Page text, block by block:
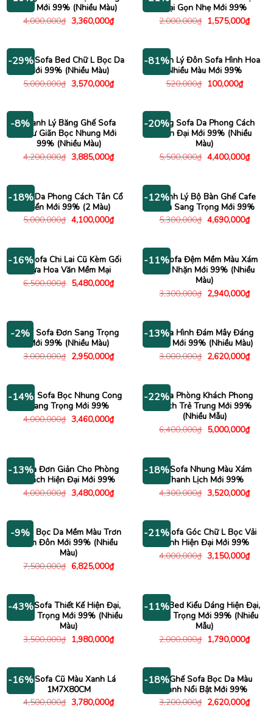
Mịn Mới 99% (Nhiều Màu)
4,000,000₫ Giá
gốc
3,360,000₫Giá
hiện
3,360,000₫.
Đại Gọn Nhẹ Mới 99%
2,000,000₫ Giá
gốc
1,575,000₫Giá
hiện
-29%
Băng Sofa Bed Chữ L Bọc Da
Mới 99% (Nhiều Màu)
5,000,000₫ Giá
gốc
3,570,000₫Giá
hiện
3,570,000₫.
-81%
Thanh Lý Đôn Sofa Hình Hoa
Nhiều Màu Mới 99%
520,000₫ Giá
100,000₫Giá
hiện
-8%Thanh Lý Băng Ghế Sofa
Thư Giãn Bọc Nhung Mới
99% (Nhiều Màu)
4,200,000₫ Giá
gốc
3,885,000₫Giá
hiện
3,885,000₫.
-20%
Băng Sofa Da Phong Cách
Hiện Đại Mới 99% (Nhiều
Màu)
5,500,000₫ Giá
gốc
4,400,000₫Giá
hiện
-18%
Sofa Da Phong Cách Tân Cổ
Điển Mới 99% (2 Màu)
5,000,000₫ Giá
gốc
4,100,000₫Giá
hiện
4,100,000₫.
-12%
Thanh Lý Bộ Bàn Ghế Cafe
Sofa Sang Trọng Mới 99%
5,300,000₫ Giá
gốc
4,690,000₫Giá
hiện
-16%
Bộ Sofa Chi Lai Cũ Kèm Gối
Tựa Hoa Văn Mềm Mại
6,500,000₫ Giá
gốc
5,480,000₫Giá
hiện
-11%
Bộ Sofa Đệm Mềm Màu Xám
Nhã Nhặn Mới 99% (Nhiều
Màu)
3,300,000₫ Giá
gốc
2,940,000₫Giá
hiện
-2%
Ghế Sofa Đơn Sang Trọng
Mới 99% (Nhiều Màu)
3,000,000₫ Giá
gốc
2,950,000₫Giá
hiện
2,950,000₫.
-13%Sofa Hình Đám Mây Đáng
Yêu Mới 99% (Nhiều Màu)
3,000,000₫ Giá
gốc
2,620,000₫Giá
hiện
-14%
Băng Sofa Bọc Nhung Cong
Sang Trọng Mới 99%
4,000,000₫ Giá
gốc
3,460,000₫Giá
hiện
-22%Sofa Phòng Khách Phong
Cách Trẻ Trung Mới 99%
(Nhiều Mẫu)
6,400,000₫ Giá
gốc
5,000,000₫Giá
hiện
-13%
Sofa Đơn Giản Cho Phòng
Khách Hiện Đại Mới 99%
4,000,000₫ Giá
gốc
3,480,000₫Giá
hiện
3,480,000₫.
-18%Bộ Sofa Nhung Màu Xám
Thanh Lịch Mới 99%
4,300,000₫ Giá
gốc
3,520,000₫Giá
hiện
-9%
Sofa Bọc Da Mềm Màu Trơn
Kèm Đôn Mới 99% (Nhiều
Màu)
7,500,000₫ Giá
gốc
6,825,000₫Giá
hiện
6,825,000₫.
-21%
Bộ Sofa Góc Chữ L Bọc Vải
Xanh Hiện Đại Mới 99%
4,000,000₫ Giá
gốc
3,150,000₫Giá
hiện
-43%
Ghế Sofa Thiết Kế Hiện Đại,
Sang Trọng Mới 99% (Nhiều
Màu)
3,500,000₫ Giá
gốc
1,980,000₫Giá
hiện
1,980,000₫.
-11%
Sofa Bed Kiểu Dáng Hiện Đại,
Sang Trọng Mới 99% (Nhiều
Mẫu)
2,000,000₫ Giá
gốc
1,790,000₫Giá
hiện
-16%Bộ Sofa Cũ Màu Xanh Lá
1M7X80CM
4,500,000₫ Giá
gốc
3,780,000₫Giá
hiện
-18%Bộ Ghế Sofa Bọc Da Màu
Xanh Nổi Bật Mới 99%
3,200,000₫ Giá
gốc
2,620,000₫Giá
hiện